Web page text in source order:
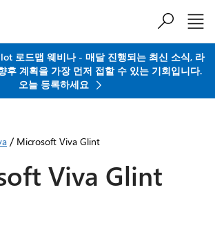
로드맵 웨비나 - 매달 진행되는 최신 소식, 라
후 계획을 가장 먼저 접할 수 있는 기회입니다.
오늘 등록하세요
/ Microsoft Viva Glint
Viva Glint